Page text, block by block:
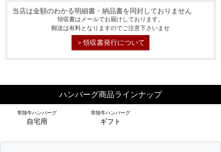
結婚内祝い 法事・香典返し
長寿祝い 高級肉ギフト
当店は金額のわかる明細書・納品書を同封しておりません
領収書はメールでお届けしております。
郵送は有料となりますのでご注意下さいませ
＞領収書発行について
ハンバーグ商品ラインナップ
常陸牛ハンバーグ
自宅用
常陸牛ハンバーグ
ギフト